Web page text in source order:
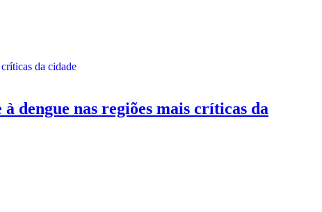
dengue nas regiões mais críticas da